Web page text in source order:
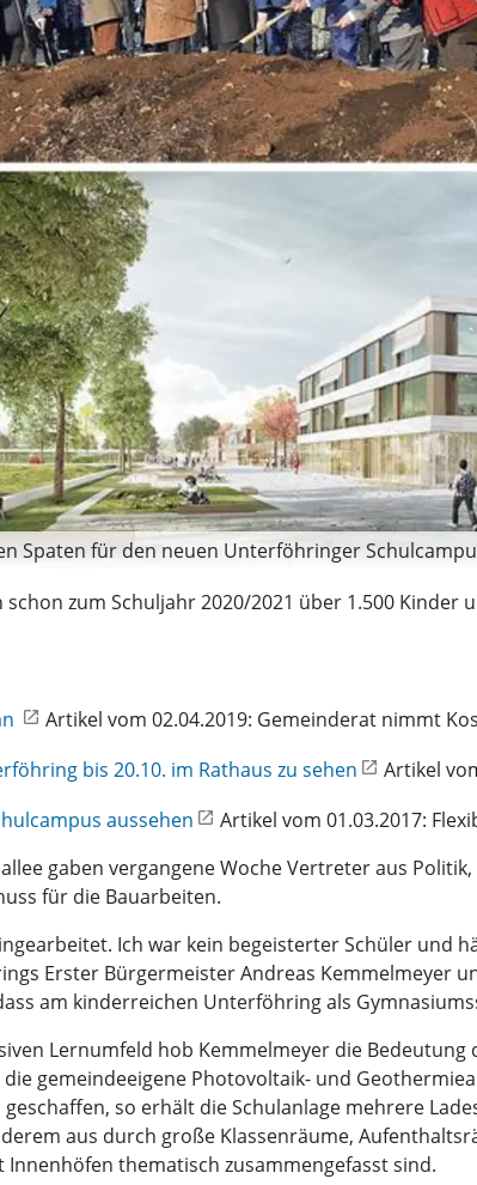
Spaten für den neuen Unterföhringer
zum Schuljahr 2020/2021 über 1.500
Artikel vom 02.04.2019: Gemeinderat nimmt
bis 20.10. im Rathaus zu sehen
Artikel
aussehen
Artikel vom 01.03.2017:
gaben vergangene Woche Vertreter aus
für die Bauarbeiten.
Ich war kein begeisterter Schüler und
Erster Bürgermeister Andreas Kemmelmeyer
am kinderreichen Unterföhring als
Lernumfeld hob Kemmelmeyer die
gemeindeeigene Photovoltaik- und
so erhält die Schulanlage mehrere
aus durch große Klassenräume,
thematisch zusammengefasst sind.